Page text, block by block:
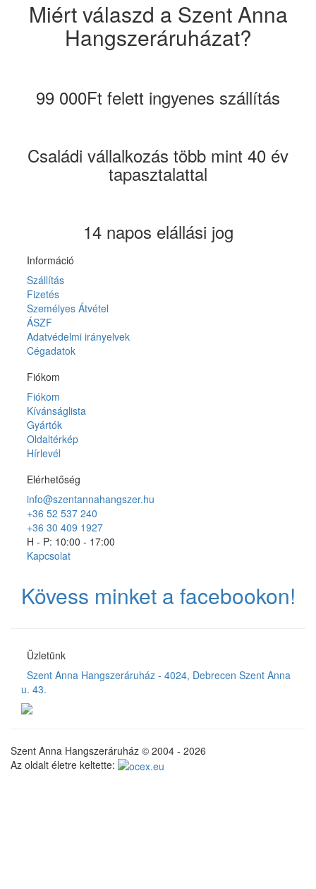
Miért válaszd a Szent Anna
Hangszeráruházat?
99 000Ft felett ingyenes szállítás
Családi vállalkozás több mint 40 év
tapasztalattal
14 napos elállási jog
Információ
Szállítás
Fizetés
Személyes Átvétel
ÁSZF
Adatvédelmi irányelvek
Cégadatok
Fiókom
Fiókom
Kívánságlista
Gyártók
Oldaltérkép
Hírlevél
Elérhetőség
info@szentannahangszer.hu
+36 52 537 240
+36 30 409 1927
H - P: 10:00 - 17:00
Kapcsolat
Kövess minket a facebookon!
Üzletünk
Szent Anna Hangszeráruház - 4024, Debrecen Szent Anna
u. 43.
Szent Anna Hangszeráruház © 2004 - 2026
Az oldalt életre keltette: